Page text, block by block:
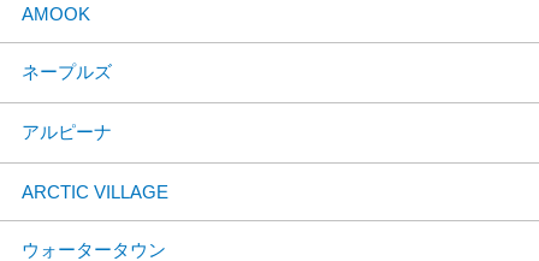
AMOOK
ネープルズ
アルピーナ
ARCTIC VILLAGE
ウォータータウン